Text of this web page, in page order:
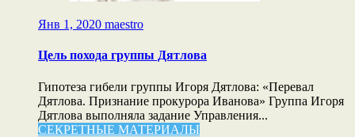
Янв 1, 2020 maestro
Цель похода группы Дятлова
Гипотеза гибели группы Игоря Дятлова: «Перевал
Дятлова. Признание прокурора Иванова» Группа Игоря
Дятлова выполняла задание Управления...
СЕКРЕТНЫЕ МАТЕРИАЛЫ